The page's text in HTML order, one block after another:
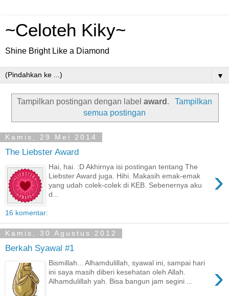
~Celoteh Kiky~
Shine Bright Like a Diamond
▼
Tampilkan postingan dengan labelaward .
Tampilkan
semua postingan
Kamis, 29 Mei 2014
The Liebster Award
›
Hai, hai. :D Akhirnya isi postingan tentang The
Liebster Award juga. Hihi. Makasih emak-emak
yang udah colek-colek di KEB. Sebenernya aku
d...
16 komentar:
Kamis, 30 Agustus 2012
Berkah Syawal #1
›
Bismillah... Alhamdulillah, syawal ini, sampai hari
ini saya masih diberi kesehatan oleh Allah.
Alhamdulillah yah. Bisa bangun jam segini ...